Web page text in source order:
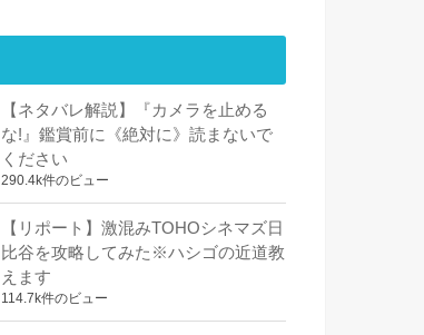
【ネタバレ解説】『カメラを止める
な!』鑑賞前に《絶対に》読まないで
ください
290.4k件のビュー
【リポート】激混みTOHOシネマズ日
比谷を攻略してみた※ハシゴの近道教
えます
114.7k件のビュー